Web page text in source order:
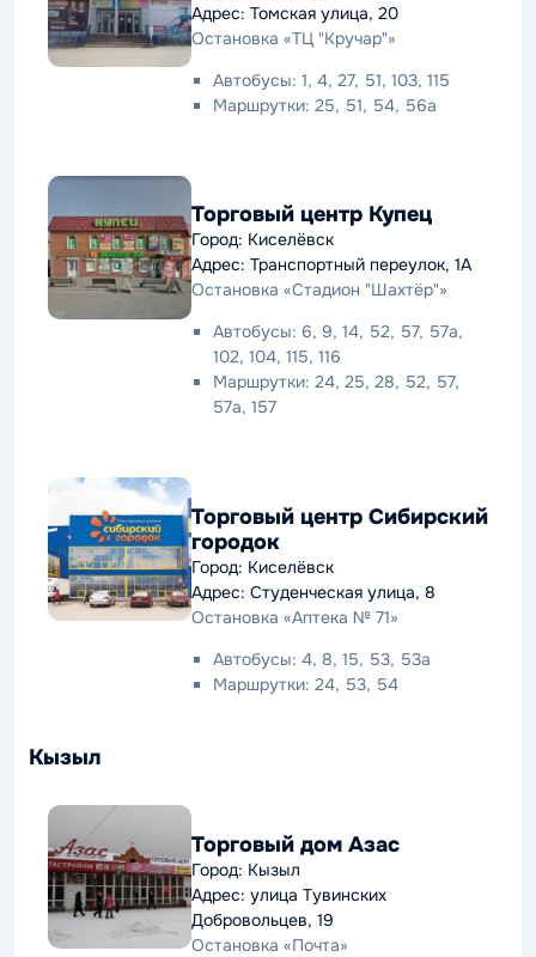
Адрес: Томская улица, 20
Остановка «ТЦ "Кручар"»
Автобусы: 1, 4, 27, 51, 103, 115
Маршрутки: 25, 51, 54, 56а
Торговый центр Купец
Город: Киселёвск
Адрес: Транспортный переулок, 1А
Остановка «Стадион "Шахтёр"»
Автобусы: 6, 9, 14, 52, 57, 57а,
102, 104, 115, 116
Маршрутки: 24, 25, 28, 52, 57,
57а, 157
Торговый центр Сибирский
городок
Город: Киселёвск
Адрес: Студенческая улица, 8
Остановка «Аптека № 71»
Автобусы: 4, 8, 15, 53, 53а
Маршрутки: 24, 53, 54
Кызыл
Торговый дом Азас
Город: Кызыл
Адрес: улица Тувинских
Добровольцев, 19
Остановка «Почта»